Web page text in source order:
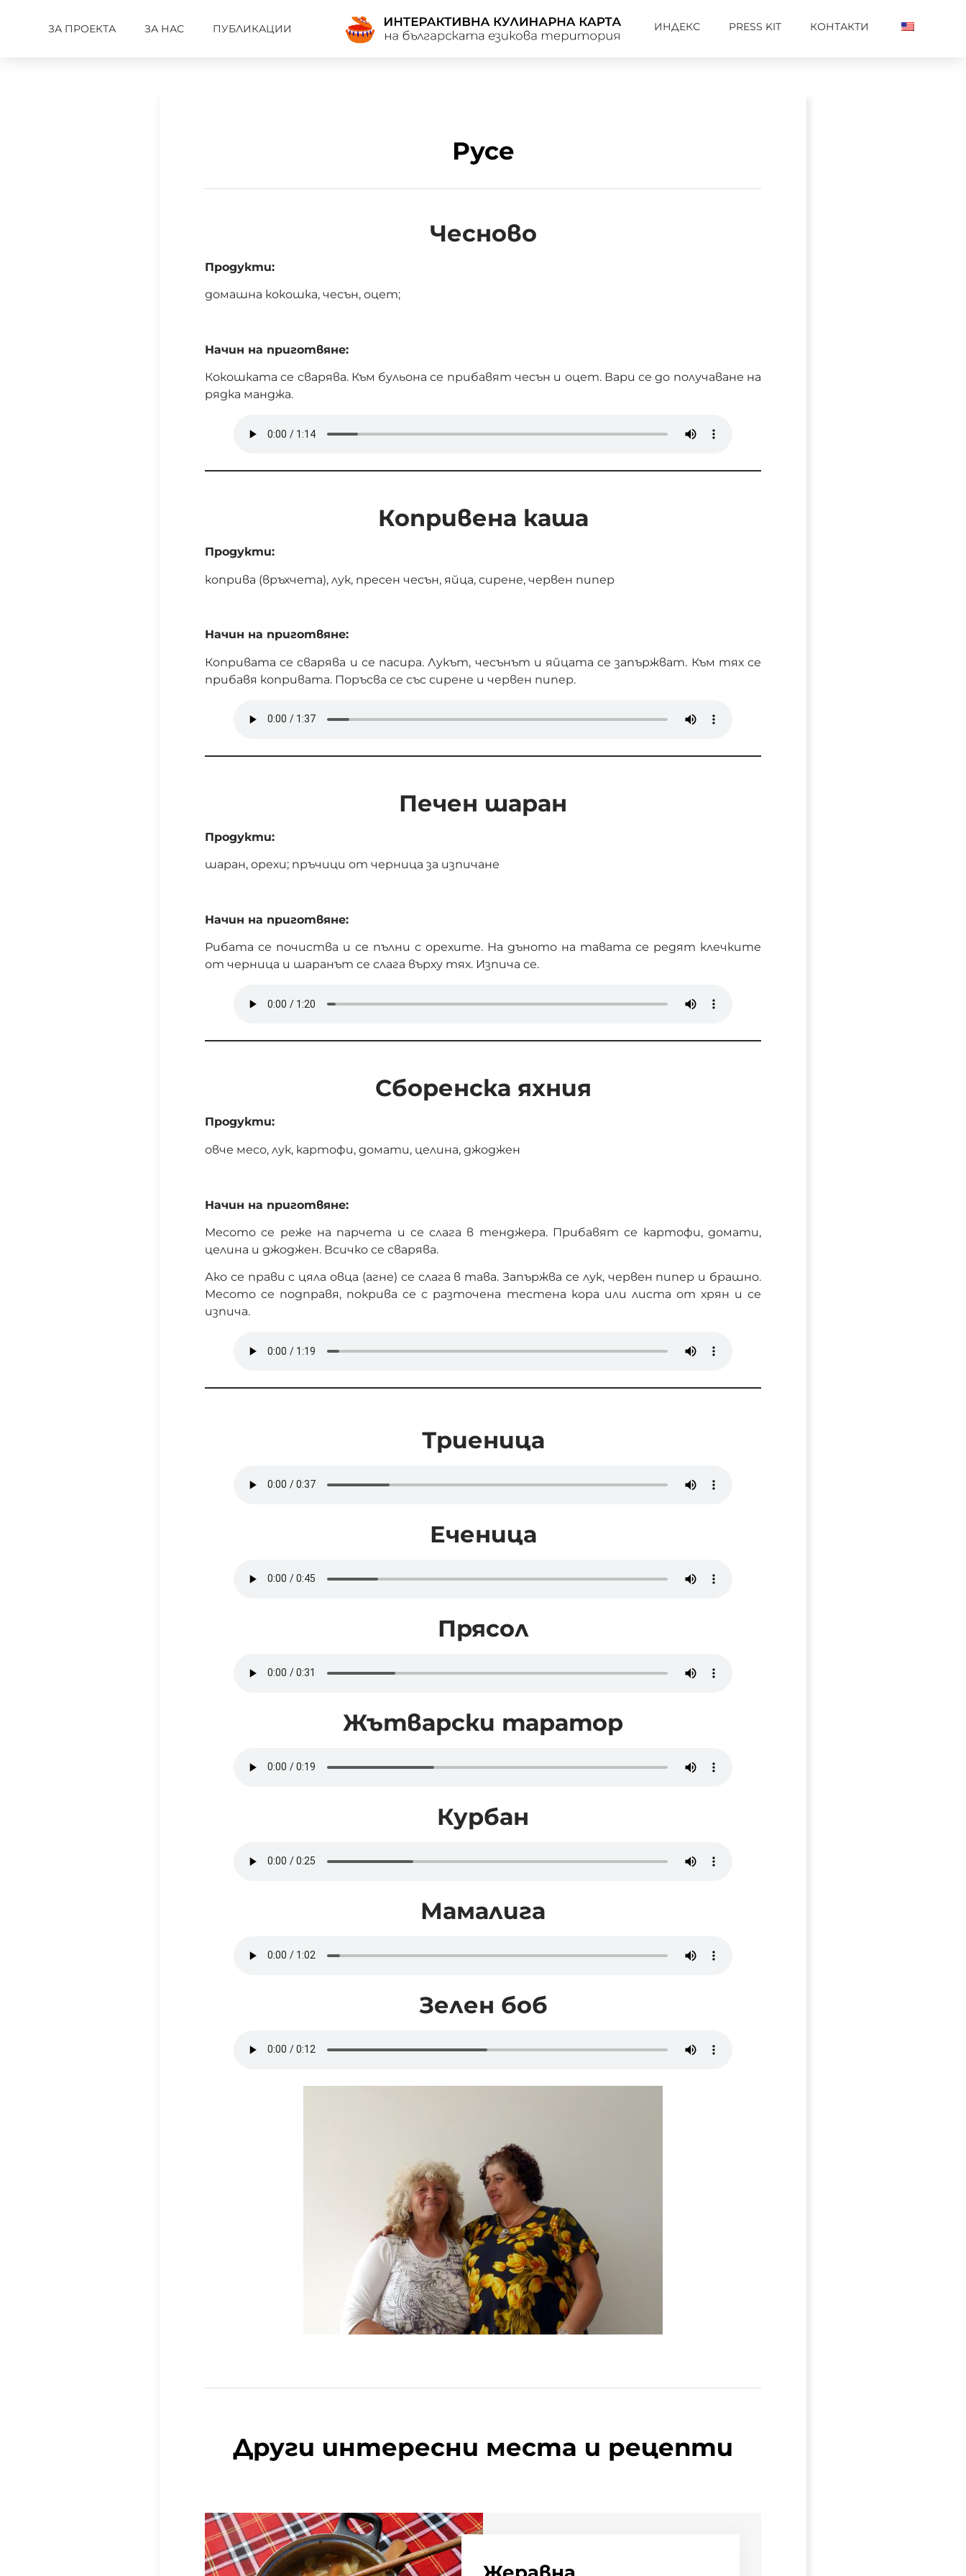
ЗА ПРОЕКТА ЗА НАС ПУБЛИКАЦИИ ИНДЕКС PRESS KIT КОНТАКТИ
Русе
Чесново
Продукти:
домашна кокошка, чесън, оцет;
Начин на приготвяне:
Кокошката се сварява. Към бульона се прибавят чесън и оцет. Вари се до получаване на
рядка манджа.
Копривена каша
Продукти:
коприва (връхчета), лук, пресен чесън, яйца, сирене, червен пипер
Начин на приготвяне:
Копривата се сварява и се пасира. Лукът, чесънът и яйцата се запържват. Към тях се
прибавя копривата. Поръсва се със сирене и червен пипер.
Печен шаран
Продукти:
шаран, орехи; пръчици от черница за изпичане
Начин на приготвяне:
Рибата се почиства и се пълни с орехите. На дъното на тавата се редят клечките
от черница и шаранът се слага върху тях. Изпича се.
Сборенска яхния
Продукти:
овче месо, лук, картофи, домати, целина, джоджен
Начин на приготвяне:
Месото се реже на парчета и се слага в тенджера. Прибавят се картофи, домати,
целина и джоджен. Всичко се сварява.
Ако се прави с цяла овца (агне) се слага в тава. Запържва се лук, червен пипер и брашно.
Месото се подправя, покрива се с разточена тестена кора или листа от хрян и се
изпича.
Триеница
Еченица
Прясол
Жътварски таратор
Курбан
Мамалига
Зелен боб
Други интересни места и рецепти